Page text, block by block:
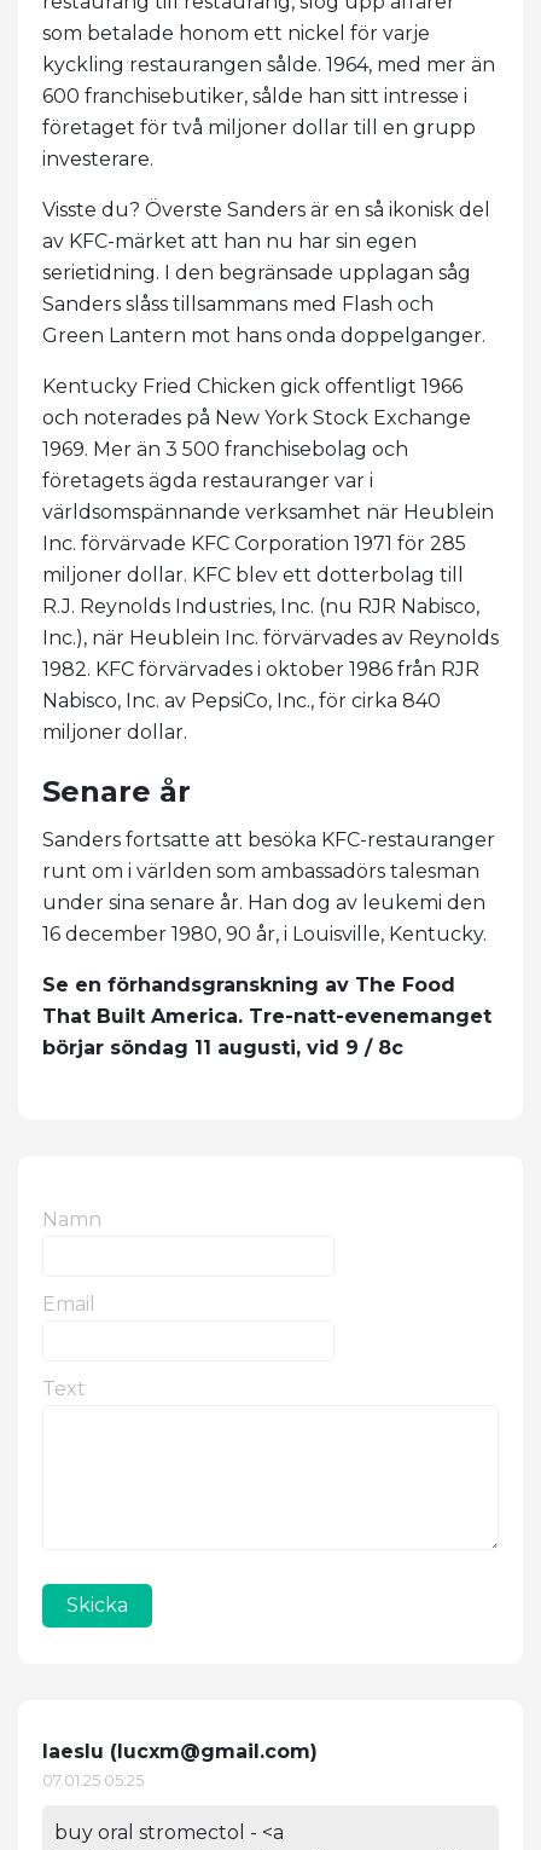
som betalade honom ett nickel för varje
kyckling restaurangen sålde. 1964, med mer än
600 franchisebutiker, sålde han sitt intresse i
företaget för två miljoner dollar till en grupp
investerare.
Visste du? Överste Sanders är en så ikonisk del
av KFC-märket att han nu har sin egen
serietidning. I den begränsade upplagan såg
Sanders slåss tillsammans med Flash och
Green Lantern mot hans onda doppelganger.
Kentucky Fried Chicken gick offentligt 1966
och noterades på New York Stock Exchange
1969. Mer än 3 500 franchisebolag och
företagets ägda restauranger var i
världsomspännande verksamhet när Heublein
Inc. förvärvade KFC Corporation 1971 för 285
miljoner dollar. KFC blev ett dotterbolag till
R.J. Reynolds Industries, Inc. (nu RJR Nabisco,
Inc.), när Heublein Inc. förvärvades av Reynolds
1982. KFC förvärvades i oktober 1986 från RJR
Nabisco, Inc. av PepsiCo, Inc., för cirka 840
miljoner dollar.
Senare år
Sanders fortsatte att besöka KFC-restauranger
runt om i världen som ambassadörs talesman
under sina senare år. Han dog av leukemi den
16 december 1980, 90 år, i Louisville, Kentucky.
Se en förhandsgranskning av The Food
That Built America. Tre-natt-evenemanget
börjar söndag 11 augusti, vid 9 / 8c
Namn
Email
Text
Skicka
Iaeslu (lucxm@gmail.com)
07.01.25 05:25
buy oral stromectol - <a